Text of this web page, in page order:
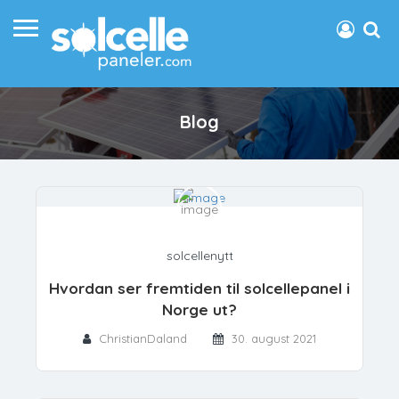
Blog
solcellenytt
Hvordan ser fremtiden til solcellepanel i
Norge ut?
ChristianDaland 30. august 2021